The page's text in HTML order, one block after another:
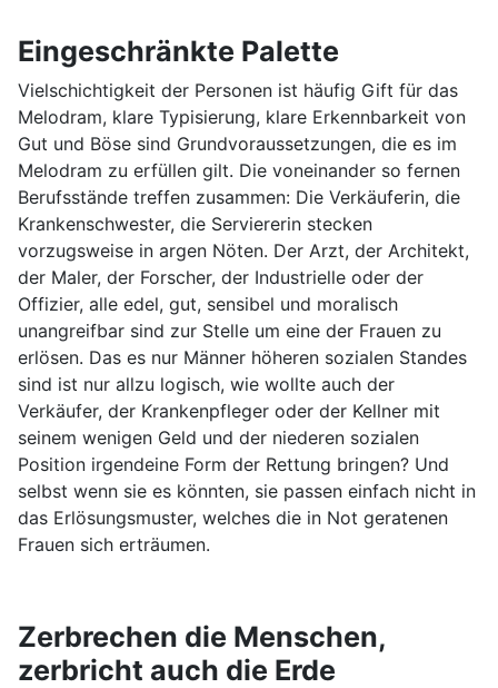
Eingeschränkte Palette
Vielschichtigkeit der Personen ist häufig Gift für das
Melodram, klare Typisierung, klare Erkennbarkeit von
Gut und Böse sind Grundvoraussetzungen, die es im
Melodram zu erfüllen gilt. Die voneinander so fernen
Berufsstände treffen zusammen: Die Verkäuferin, die
Krankenschwester, die Serviererin stecken
vorzugsweise in argen Nöten. Der Arzt, der Architekt,
der Maler, der Forscher, der Industrielle oder der
Offizier, alle edel, gut, sensibel und moralisch
unangreifbar sind zur Stelle um eine der Frauen zu
erlösen. Das es nur Männer höheren sozialen Standes
sind ist nur allzu logisch, wie wollte auch der
Verkäufer, der Krankenpfleger oder der Kellner mit
seinem wenigen Geld und der niederen sozialen
Position irgendeine Form der Rettung bringen? Und
selbst wenn sie es könnten, sie passen einfach nicht in
das Erlösungsmuster, welches die in Not geratenen
Frauen sich erträumen.
Zerbrechen die Menschen,
zerbricht auch die Erde